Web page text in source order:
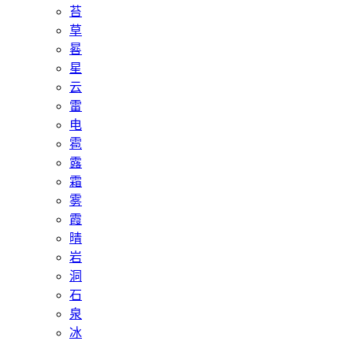
苔
草
晷
星
云
雷
电
雹
露
霜
雾
霞
晴
岩
洞
石
泉
冰